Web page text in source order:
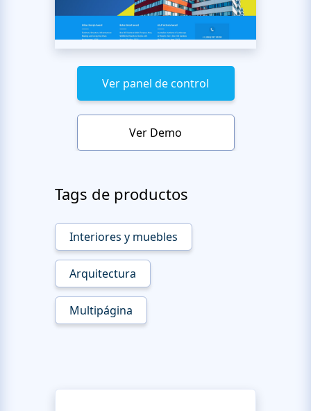
Ver panel de control
Ver Demo
Tags de productos
Interiores y muebles
Arquitectura
Multipágina